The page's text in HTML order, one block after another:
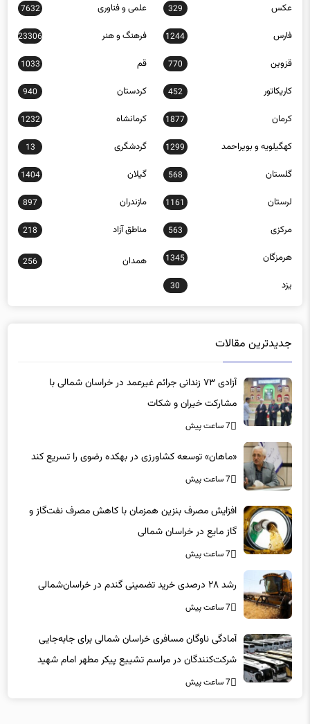
عکس 329 علمی و فناوری 7632
فارس 1244 فرهنگ و هنر 23306
قزوین 770 قم 1033
کاریکاتور 452 کردستان 940
کرمان 1877 کرمانشاه 1232
کهگیلویه و بویراحمد 1299 گردشگری 13
گلستان 568 گیلان 1404
لرستان 1161 مازندران 897
مرکزی 563 مناطق آزاد 218
هرمزگان 1345 همدان 256
یزد 30
جدیدترین مقالات
آزادی ۷۳ زندانی جرائم غیرعمد در خراسان شمالی با
مشارکت خیران و شکات
7 ساعت پیش
«ماهان» توسعه کشاورزی در بهکده رضوی را تسریع کند
7 ساعت پیش
افزایش مصرف بنزین همزمان با کاهش مصرف نفت‌گاز و
گاز مایع در خراسان شمالی
7 ساعت پیش
رشد ۲۸ درصدی خرید تضمینی گندم در خراسان‌شمالی
7 ساعت پیش
آمادگی ناوگان مسافری خراسان شمالی برای جابه‌جایی
شرکت‌کنندگان در مراسم تشییع پیکر مطهر امام شهید
7 ساعت پیش